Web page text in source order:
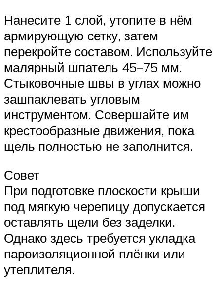
Нанесите 1 слой, утопите в нём
армирующую сетку, затем
перекройте составом. Используйте
малярный шпатель 45–75 мм.
Стыковочные швы в углах можно
зашпаклевать угловым
инструментом. Совершайте им
крестообразные движения, пока
щель полностью не заполнится.
Совет
При подготовке плоскости крыши
под мягкую черепицу допускается
оставлять щели без заделки.
Однако здесь требуется укладка
пароизоляционной плёнки или
утеплителя.